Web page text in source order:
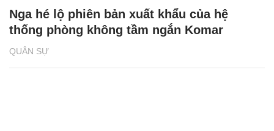
QUÂN SỰ
Nga hé lộ phiên bản xuất khẩu của hệ
thống phòng không tầm ngắn Komar